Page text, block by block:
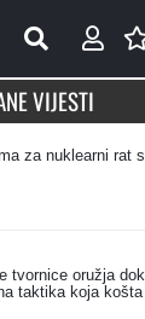
VIJESTI
za nuklearni rat s
tvornice oružja dok
taktika koja košta